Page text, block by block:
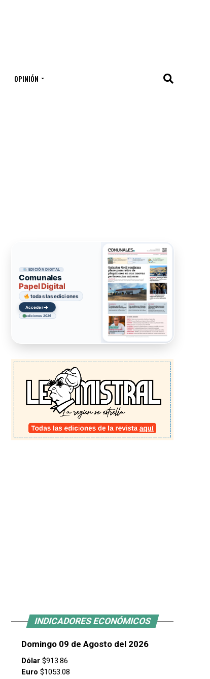
OPINIÓN
EDICIÓN DIGITAL
Comunales
Papel Digital
todas las ediciones
Acceder→
ediciones 2026
INDICADORES ECONÓMICOS
Domingo 09 de Agosto del 2026
Dólar $913.86
Euro $1053.08